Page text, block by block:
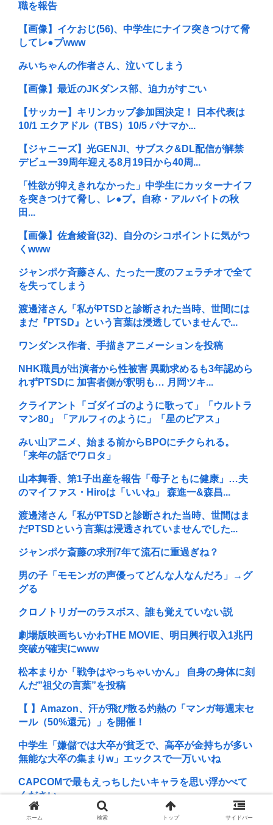
職を報告
【画像】イケおじ(56)、中学生にナイフ突きつけて脅
してレ●プwww
みいちゃんの作者さん、泣いてしまう
【画像】最近のJKダンス部、迫力がすごい
【サッカー】キリンカップ参加国決定！ 日本代表は
10/1 エクアドル（TBS）10/5 パナマか...
【ジャニーズ】光GENJI、サブスク&DL配信が解禁
デビュー39周年迎える8月19日から40周...
「性欲が抑えきれなかった」中学生にカッターナイフ
を突きつけて脅し、レ●プ。自称・アルバイトの秋
田...
【画像】佐倉綾音(32)、自分のシコポイントに気がつ
くwww
ジャンポケ斉藤さん、たった一度のフェラチオで全て
を失ってしまう
渡邊渚さん「私がPTSDと診断された当時、世間には
まだ『PTSD』という言葉は浸透していませんで...
ワンダンス作者、手描きアニメーションを投稿
NHK職員が出演者から性被害 異動求めるも3年認めら
れずPTSDに 加害者側が釈明も… 月岡ツキ...
クライアント「ゴダイゴのように歌って」「ウルトラ
マン80」「アルフィのように」「星のピアス」
みい山アニメ、始まる前からBPOにチクられる。
「来年の話でワロタ」
山本舞香、第1子出産を報告「母子ともに健康」…夫
のマイファス・Hiroは「いいね」 森進一&森昌...
渡邊渚さん「私がPTSDと診断された当時、世間はま
だPTSDという言葉は浸透されていませんでした...
ジャンポケ斎藤の求刑7年て流石に重過ぎね？
男の子「モモンガの声優ってどんな人なんだろ」→グ
グる
クロノトリガーのラスボス、誰も覚えていない説
劇場版映画ちいかわTHE MOVIE、明日興行収入1兆円
突破が確実にwww
松本まりか「戦争はやっちゃいかん」 自身の身体に刻
んだ”祖父の言葉”を投稿
【 】Amazon、汗が飛び散る灼熱の「マンガ毎週末セ
ール（50%還元）」を開催！
中学生「嫌儲では大卒が貧乏で、高卒が金持ちが多い
無能な大卒の集まりw」エックスで一万いいね
CAPCOMで最もえっちしたいキャラを思い浮かべて
ください
金曜ロードショー スタジオジブリ 『借りぐらしのア
ホーム 検索 トップ サイドバー